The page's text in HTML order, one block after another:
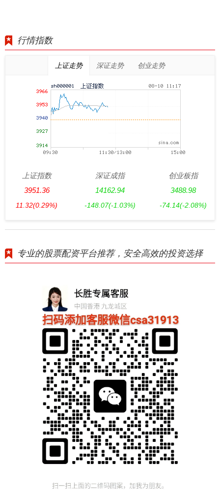
行情指数
上证走势 深证走势 创业走势
上证指数
3951.36
11.32(0.29%)
深证成指
14162.94
-148.07(-1.03%)
创业板指
3488.98
-74.14(-2.08%)
专业的股票配资平台推荐，安全高效的投资选择